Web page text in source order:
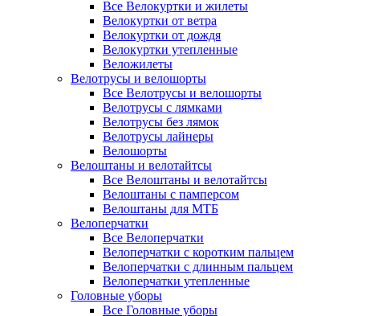
Все Велокуртки и жилеты
Велокуртки от ветра
Велокуртки от дождя
Велокуртки утепленные
Веложилеты
Велотрусы и велошорты
Все Велотрусы и велошорты
Велотрусы с лямками
Велотрусы без лямок
Велотрусы лайнеры
Велошорты
Велоштаны и велотайтсы
Все Велоштаны и велотайтсы
Велоштаны с памперсом
Велоштаны для МТБ
Велоперчатки
Все Велоперчатки
Велоперчатки с коротким пальцем
Велоперчатки с длинным пальцем
Велоперчатки утепленные
Головные уборы
Все Головные уборы